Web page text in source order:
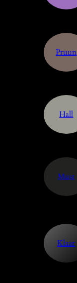
Pruun
Hall
Must
Klaar